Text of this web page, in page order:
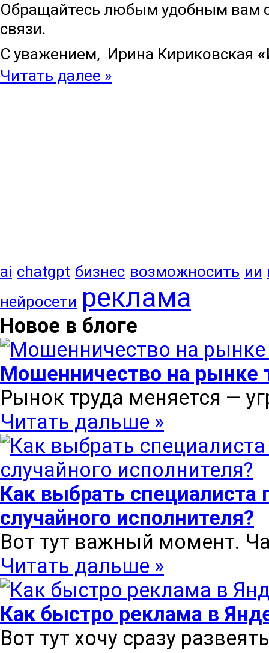
Обращайтесь любым удобным вам
связи.
С уважением, Ирина Кириковская
Читать далее »
ai chatgpt бизнес возможносить ии
нейросети реклама
Новое в блоге
Мошенничество на рынке
Рынок труда меняется —
Читать дальше »
Как выбрать специалиста
случайного исполнителя?
Вот тут важный момент.
Читать дальше »
Как быстро реклама в
Вот тут хочу сразу